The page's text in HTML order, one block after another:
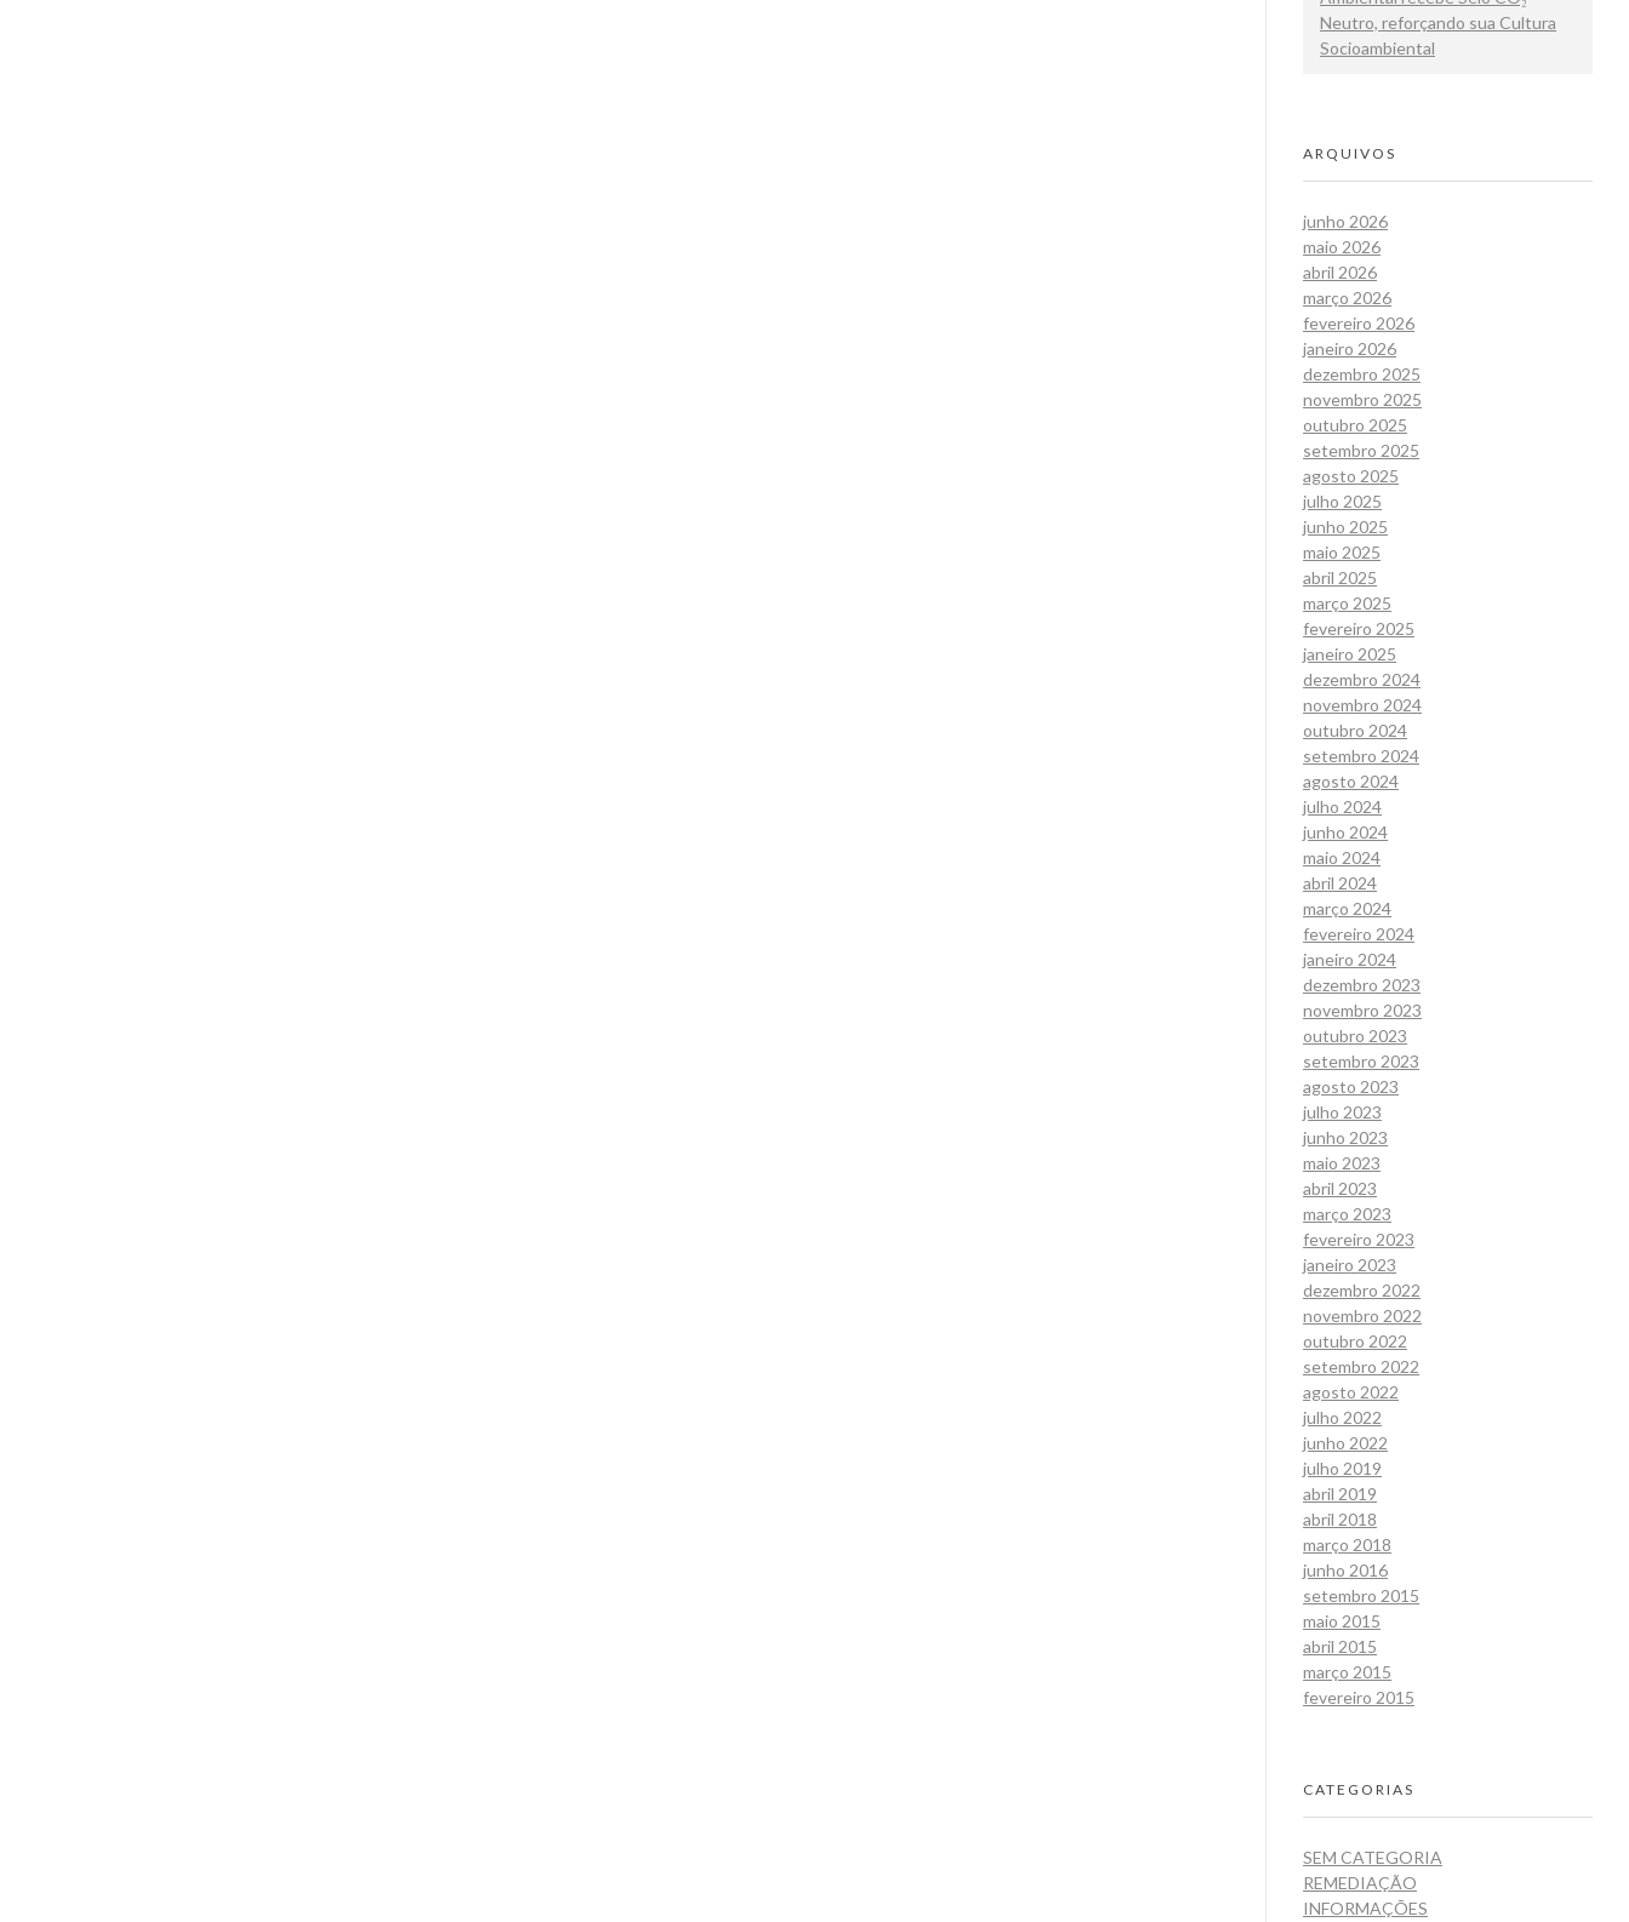
Neutro, reforçando sua Cultura
Socioambiental
ARQUIVOS
junho 2026
maio 2026
abril 2026
março 2026
fevereiro 2026
janeiro 2026
dezembro 2025
novembro 2025
outubro 2025
setembro 2025
agosto 2025
julho 2025
junho 2025
maio 2025
abril 2025
março 2025
fevereiro 2025
janeiro 2025
dezembro 2024
novembro 2024
outubro 2024
setembro 2024
agosto 2024
julho 2024
junho 2024
maio 2024
abril 2024
março 2024
fevereiro 2024
janeiro 2024
dezembro 2023
novembro 2023
outubro 2023
setembro 2023
agosto 2023
julho 2023
junho 2023
maio 2023
abril 2023
março 2023
fevereiro 2023
janeiro 2023
dezembro 2022
novembro 2022
outubro 2022
setembro 2022
agosto 2022
julho 2022
junho 2022
julho 2019
abril 2019
abril 2018
março 2018
junho 2016
setembro 2015
maio 2015
abril 2015
março 2015
fevereiro 2015
CATEGORIAS
SEM CATEGORIA
REMEDIAÇÃO
INFORMAÇÕES